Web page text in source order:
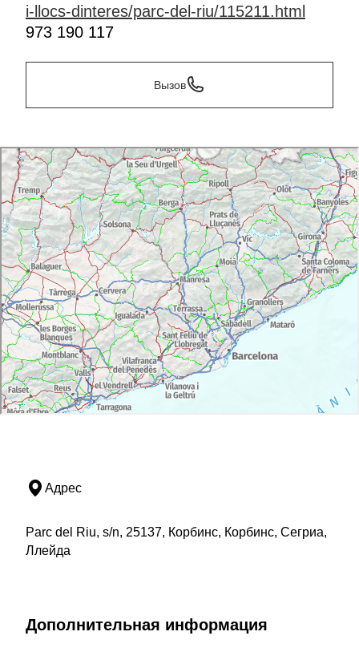
i-llocs-dinteres/parc-del-riu/115211.html
973 190 117
Вызов
Адрес
Parc del Riu, s/n, 25137, Корбинс, Корбинс, Сегриа,
Ллейда
Дополнительная информация